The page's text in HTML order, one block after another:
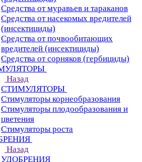
Средства от муравьев и тараканов
Средства от насекомых вредителей
(инсектициды)
Средства от почвообитающих
вредителей (инсектициды)
Средства от сорняков (гербициды)
Назад
СТИМУЛЯТОРЫ
Стимуляторы корнеобразования
Стимуляторы плодообразования и
цветения
Стимуляторы роста
Назад
УДОБРЕНИЯ